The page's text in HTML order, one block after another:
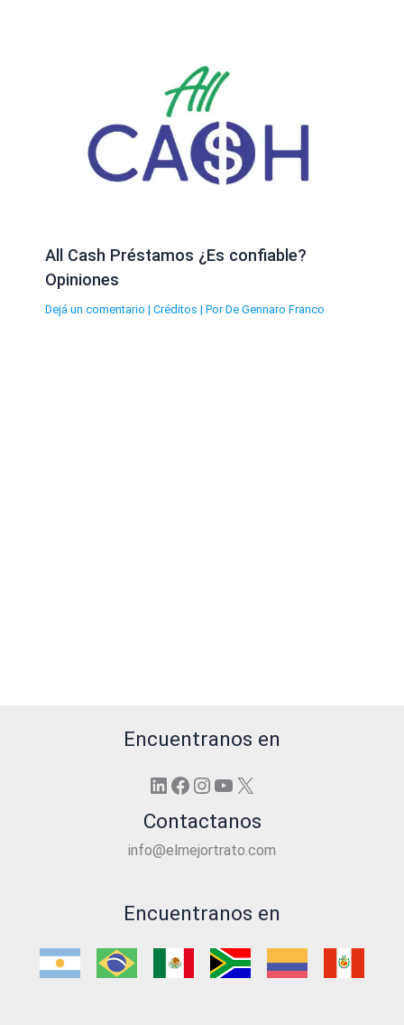
All Cash Préstamos ¿Es confiable?
Opiniones
Dejá un comentario | Créditos | Por De Gennaro Franco
Encuentranos en
LinkedIn
Facebook
Instagram
YouTube
X
Contactanos
info@elmejortrato.com
Encuentranos en